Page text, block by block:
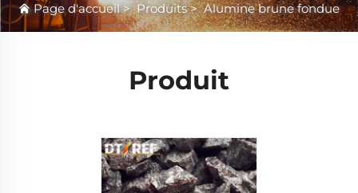
Page d'accueil>Produits>Alumine brune fondue
Produit